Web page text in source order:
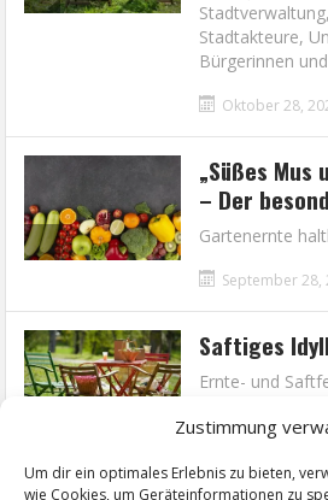
Zustimmung
Um dir ein optimales Erlebnis zu bieten,
wie Cookies, um Geräteinformationen zu
Stadtakteure,
Bürgerinnen
Oktober 28,
„Süßes Mus
– Der
Gartenernte
September 28,
Saftiges
Ernte- und